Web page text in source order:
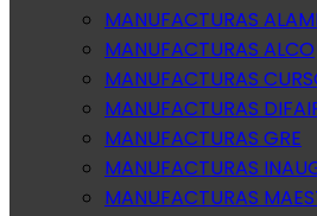
MANUFACTURAS
MANUFACTURAS ALCO
MANUFACTURAS
MANUFACTURAS
MANUFACTURAS GRE
MANUFACTURAS
MANUFACTURAS